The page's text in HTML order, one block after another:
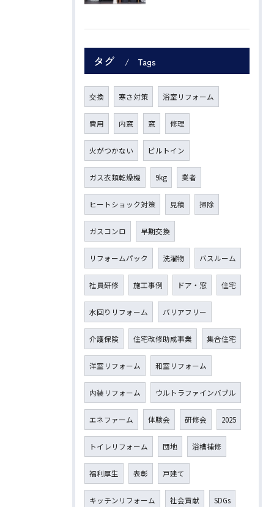
タグ Tags
交換 寒さ対策 浴室リフォーム
費用 内窓 窓 修理
火がつかない ビルトイン
ガス衣類乾燥機 9kg 業者
ヒートショック対策 見積 掃除
ガスコンロ 早期交換
リフォームパック 洗濯物 バスルーム
社員研修 施工事例 ドア・窓 住宅
水回りリフォーム バリアフリー
介護保険 住宅改修助成事業 集合住宅
洋室リフォーム 和室リフォーム
内装リフォーム ウルトラファインバブル
エネファーム 体験会 研修会 2025
トイレリフォーム 団地 浴槽補修
福利厚生 表彰 戸建て
キッチンリフォーム 社会貢献 SDGs